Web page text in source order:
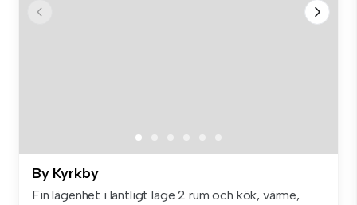
By Kyrkby
Fin lägenhet i lantligt läge 2 rum och kök, värme,